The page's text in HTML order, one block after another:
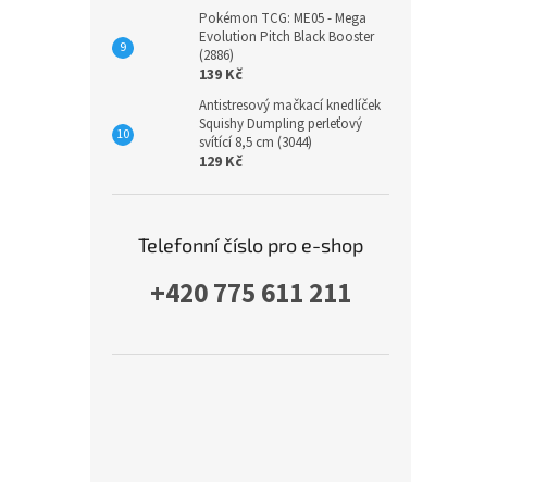
Pokémon TCG: ME05 - Mega
Evolution Pitch Black Booster
(2886)
139 Kč
Antistresový mačkací knedlíček
Squishy Dumpling perleťový
svítící 8,5 cm (3044)
129 Kč
Telefonní číslo pro e-shop
+420 775 611 211